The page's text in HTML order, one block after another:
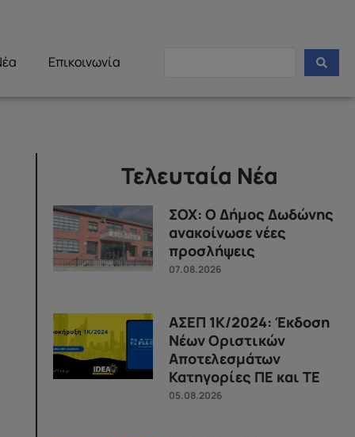
Επικοινωνία
Τελευταία Νέα
ΣΟΧ: Ο Δήμος Δωδώνης
ανακοίνωσε νέες
προσλήψεις
07.08.2026
ΑΣΕΠ 1Κ/2024: Έκδοση
Νέων Οριστικών
Αποτελεσμάτων
Κατηγορίες ΠΕ και ΤΕ
05.08.2026